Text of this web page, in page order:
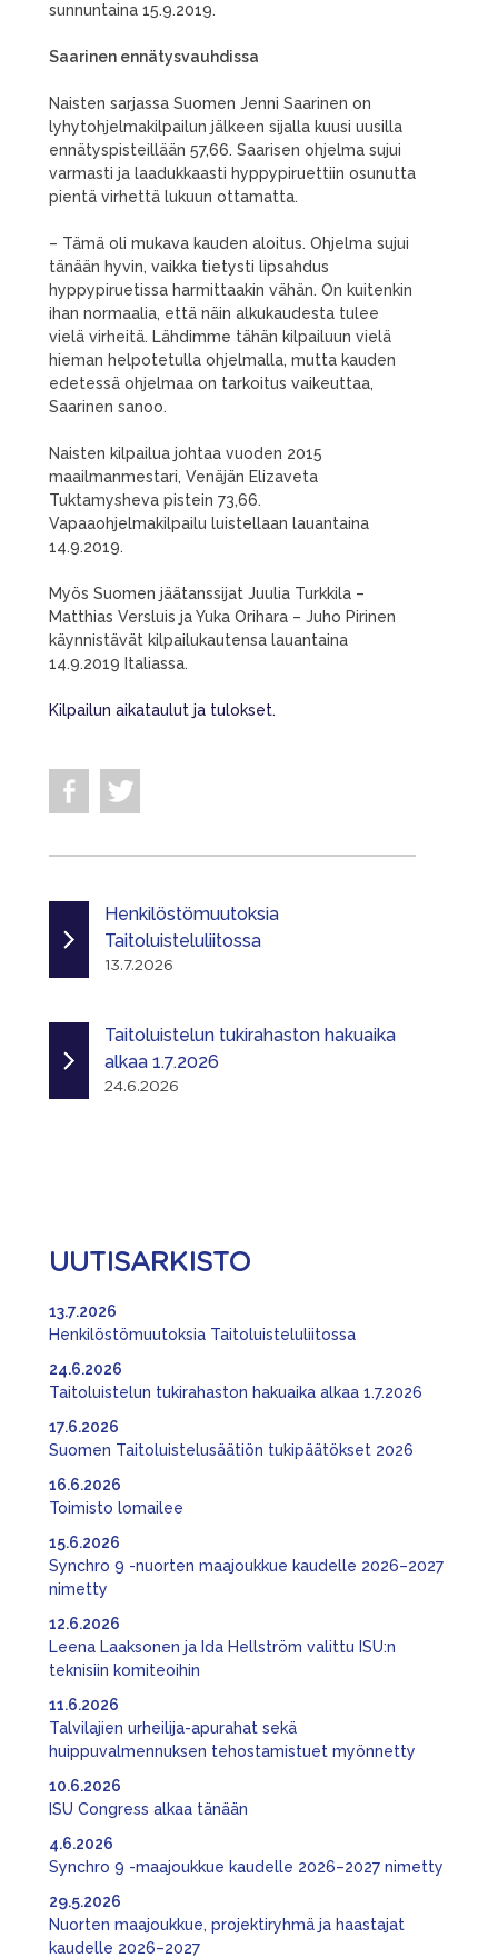
sunnuntaina 15.9.2019.
Saarinen ennätysvauhdissa
Naisten sarjassa Suomen Jenni Saarinen on
lyhytohjelmakilpailun jälkeen sijalla kuusi uusilla
ennätyspisteillään 57,66. Saarisen ohjelma sujui
varmasti ja laadukkaasti hyppypiruettiin osunutta
pientä virhettä lukuun ottamatta.
– Tämä oli mukava kauden aloitus. Ohjelma sujui
tänään hyvin, vaikka tietysti lipsahdus
hyppypiruetissa harmittaakin vähän. On kuitenkin
ihan normaalia, että näin alkukaudesta tulee
vielä virheitä. Lähdimme tähän kilpailuun vielä
hieman helpotetulla ohjelmalla, mutta kauden
edetessä ohjelmaa on tarkoitus vaikeuttaa,
Saarinen sanoo.
Naisten kilpailua johtaa vuoden 2015
maailmanmestari, Venäjän Elizaveta
Tuktamysheva pistein 73,66.
Vapaaohjelmakilpailu luistellaan lauantaina
14.9.2019.
Myös Suomen jäätanssijat Juulia Turkkila –
Matthias Versluis ja Yuka Orihara – Juho Pirinen
käynnistävät kilpailukautensa lauantaina
14.9.2019 Italiassa.
Kilpailun aikataulut ja tulokset.
Henkilöstömuutoksia
Taitoluisteluliitossa
13.7.2026
Taitoluistelun tukirahaston hakuaika
alkaa 1.7.2026
24.6.2026
UUTISARKISTO
Henkilöstömuutoksia Taitoluisteluliitossa
13.7.2026
Taitoluistelun tukirahaston hakuaika alkaa 1.7.2026
24.6.2026
Suomen Taitoluistelusäätiön tukipäätökset 2026
17.6.2026
Toimisto lomailee
16.6.2026
Synchro 9 -nuorten maajoukkue kaudelle 2026–2027
nimetty
15.6.2026
Leena Laaksonen ja Ida Hellström valittu ISU:n
teknisiin komiteoihin
12.6.2026
Talvilajien urheilija-apurahat sekä
huippuvalmennuksen tehostamistuet myönnetty
11.6.2026
ISU Congress alkaa tänään
10.6.2026
Synchro 9 -maajoukkue kaudelle 2026–2027 nimetty
4.6.2026
Nuorten maajoukkue, projektiryhmä ja haastajat
kaudelle 2026–2027
29.5.2026